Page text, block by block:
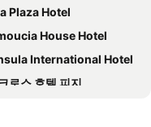
Plaza Hotel
House Hotel
International Hotel
로스 호텔 피지